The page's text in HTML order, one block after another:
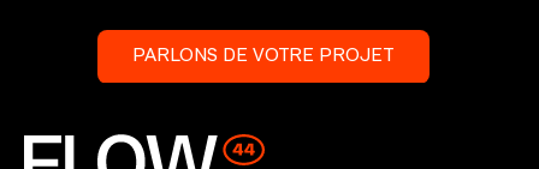
PARLONS DE VOTRE PROJET